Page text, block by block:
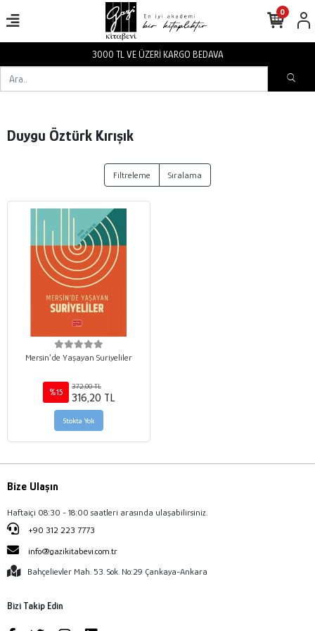
3000 TL VE ÜZERİ KARGO BEDAVA
0
Duygu Öztürk Kırışık
Filtreleme Sıralama
Mersin’de Yaşayan Suriyeliler
%15
372,00 TL
316,20 TL
Stokta Yok
Bize Ulaşın
Haftaiçi 08:30 - 18:00 saatleri arasında ulaşabilirsiniz.
+90 312 223 7773
info@gazikitabevi.com.tr
Bahçelievler Mah. 53. Sok. No:29 Çankaya-Ankara
Bizi Takip Edin